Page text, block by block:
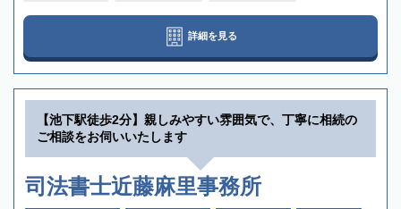
詳細を見る
【池下駅徒歩2分】親しみやすい雰囲気で、丁寧に相続の
ご相談をお伺いいたします
司法書士近藤麻里事務所